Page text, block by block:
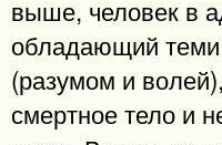
выше, человек в
обладающий
(разумом и
смертное тело и